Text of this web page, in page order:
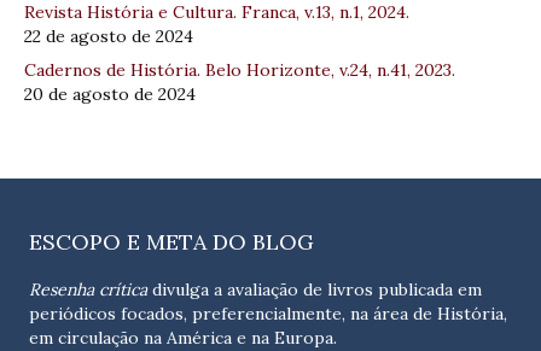
Revista História e Cultura. Franca, v.13, n.1, 2024.
22 de agosto de 2024
Cadernos de História. Belo Horizonte, v.24, n.41, 2023.
20 de agosto de 2024
ESCOPO E META DO BLOG
Resenha críticadivulga a avaliação de livros publicada em
periódicos focados, preferencialmente, na área de História,
em circulação na América e na Europa.